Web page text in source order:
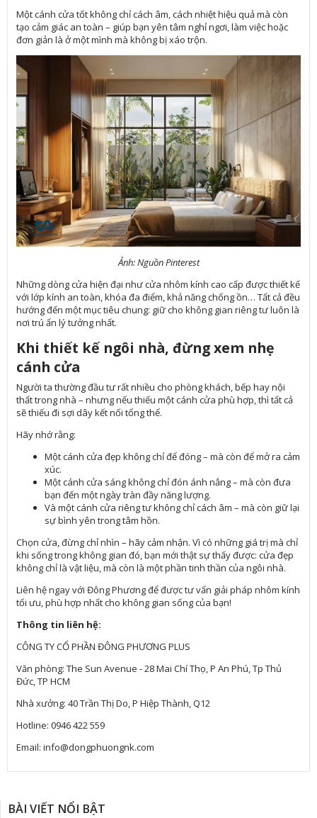
Một cánh cửa tốt không chỉ cách âm, cách nhiệt hiệu quả mà còn
tạo cảm giác an toàn – giúp bạn yên tâm nghỉ ngơi, làm việc hoặc
đơn giản là ở một mình mà không bị xáo trộn.
Ảnh: Nguồn Pinterest
Những dòng cửa hiện đại như cửa nhôm kính cao cấp được thiết kế
với lớp kính an toàn, khóa đa điểm, khả năng chống ồn… Tất cả đều
hướng đến một mục tiêu chung: giữ cho không gian riêng tư luôn là
nơi trú ẩn lý tưởng nhất.
Khi thiết kế ngôi nhà, đừng xem nhẹ
cánh cửa
Người ta thường đầu tư rất nhiều cho phòng khách, bếp hay nội
thất trong nhà – nhưng nếu thiếu một cánh cửa phù hợp, thì tất cả
sẽ thiếu đi sợi dây kết nối tổng thể.
Hãy nhớ rằng:
Một cánh cửa đẹp không chỉ để đóng – mà còn để mở ra cảm
xúc.
Một cánh cửa sáng không chỉ đón ánh nắng – mà còn đưa
bạn đến một ngày tràn đầy năng lượng.
Và một cánh cửa riêng tư không chỉ cách âm – mà còn giữ lại
sự bình yên trong tâm hồn.
Chọn cửa, đừng chỉ nhìn – hãy cảm nhận. Vì có những giá trị mà chỉ
khi sống trong không gian đó, bạn mới thật sự thấy được: cửa đẹp
không chỉ là vật liệu, mà còn là một phần tinh thần của ngôi nhà.
Liên hệ ngay với Đông Phương để được tư vấn giải pháp nhôm kính
tối ưu, phù hợp nhất cho không gian sống của bạn!
Thông tin liên hệ:
CÔNG TY CỔ PHẦN ĐÔNG PHƯƠNG PLUS
Văn phòng: The Sun Avenue - 28 Mai Chí Thọ, P An Phú, Tp Thủ
Đức, TP HCM
Nhà xưởng: 40 Trần Thị Do, P Hiệp Thành, Q12
Hotline: 0946 422 559
Email: info@dongphuongnk.com
BÀI VIẾT NỔI BẬT